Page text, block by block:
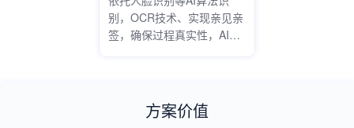
别，OCR技术、实现亲见亲
签，确保过程真实性，AI实
方案价值